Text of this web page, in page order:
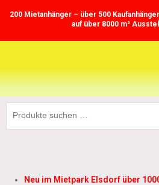
Inhalt200 Mietanhänger – über 500
auf über 8000 m²
Neu im Mietpark Elsdorf über